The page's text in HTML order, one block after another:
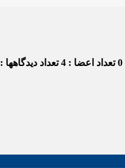
تعداد اعضا : 4 تعداد دیدگاهها : 43